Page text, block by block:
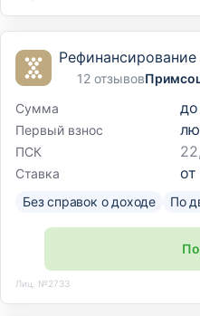
12 отзывов
Сумма
до
Первый взнос
ПСК
Ставка от
Без справок о доходе По
Лиц. №2733